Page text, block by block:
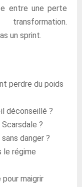
entre une perte
un sprint.
perdre du poids
déconseillé ?
?
danger ?
le régime
maigrir